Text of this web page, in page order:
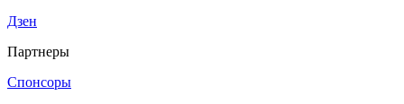
Дзен
Партнеры
Спонсоры